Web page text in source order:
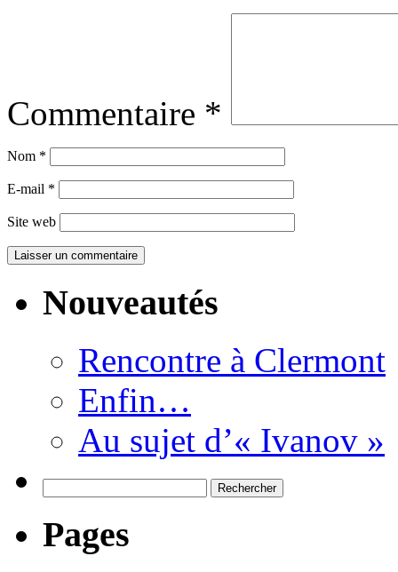
Commentaire *
Nom *
E-mail *
Site web
Nouveautés
Rencontre à Clermont
Enfin…
Au sujet d’« Ivanov »
Pages